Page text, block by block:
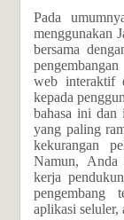
Pada
menggunakan
bersama
web interaktif
kepada
bahasa ini dan
yang paling
kekurangan
Namun, Anda
kerja
pengembang
aplikasi seluler,